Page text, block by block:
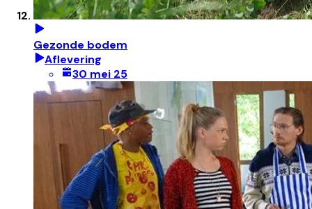
Gezonde bodem
Aflevering
30 mei 25